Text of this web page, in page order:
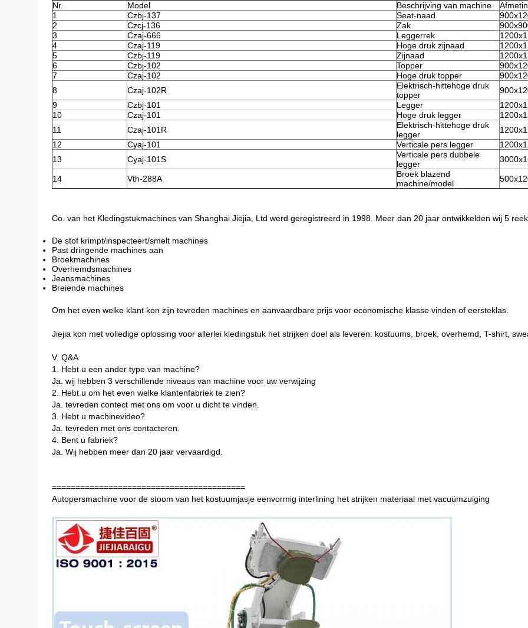
Nr. Model Beschrijving van machine
1
Czbj-137 Seat-naad
2
Czcj-136 Zak
3
Czaj-666 Leggerrek
4
Czaj-119 Hoge druk zijnaad
5
Czbj-119 Zijnaad
6
Czbj-102 Topper
7
Czaj-102 Hoge druk topper
8
Czaj-102R
Elektrisch-hittehoge druk
topper
9
Czbj-101 Legger
10
Czaj-101 Hoge druk legger
11
Czaj-101R
Elektrisch-hittehoge druk
legger
12
Cyaj-101 Verticale pers legger
13
Cyaj-101S
Verticale pers dubbele
legger
14 Vth-288A
Broek blazend
machine/model
Co. van het Kledingstukmachines van Shanghai Jiejia, Ltd werd geregistreerd in 1998. Meer dan 20 jaar ontwikkelden wij 5
De stof krimpt/inspecteert/smelt machines
Past dringende machines aan
Broekmachines
Overhemdsmachines
Jeansmachines
Breiende machines
Om het even welke klant kon zijn tevreden machines en aanvaardbare prijs voor economische klasse vinden of eersteklas.
Jiejia kon met volledige oplossing voor allerlei kledingstuk het strijken doel als leveren: kostuums, broek, overhemd, T-shirt,
V. Q&A
1. Hebt u een ander type van machine?
Ja. wij hebben 3 verschillende niveaus van machine voor uw verwijzing
2. Hebt u om het even welke klantenfabriek te zien?
Ja. tevreden contect met ons om voor u dicht te vinden.
3. Hebt u machinevideo?
Ja. tevreden met ons contacteren.
4. Bent u fabriek?
Ja. Wij hebben meer dan 20 jaar vervaardigd.
=========================================
Autopersmachine voor de stoom van het kostuumjasje eenvormig interlining het strijken materiaal met vacuümzuiging